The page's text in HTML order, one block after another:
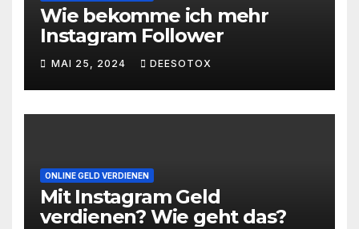
Wie bekomme ich mehr
Instagram Follower
MAI 25, 2024 DEESOTOX
ONLINE GELD VERDIENEN
Mit Instagram Geld
verdienen? Wie geht das?